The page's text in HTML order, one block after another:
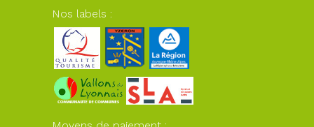
Nos labels :